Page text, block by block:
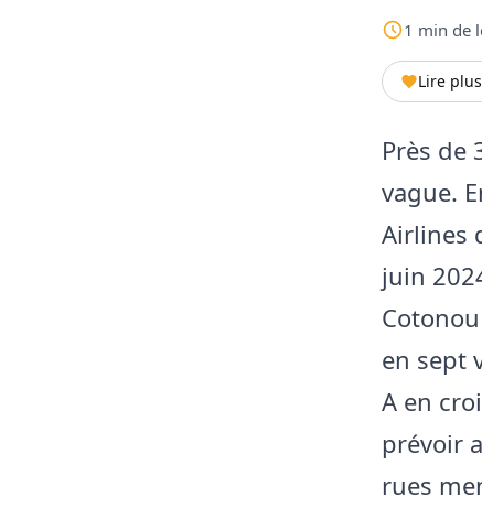
1 min de
Lire
Près de
vague.
Airlines
juin
en sept
A en
prévoir
rues